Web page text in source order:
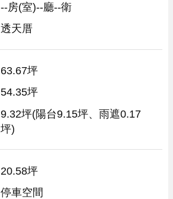
--房(室)--廳--衛
透天厝
63.67坪
54.35坪
9.32坪(陽台9.15坪、雨遮0.17
坪)
20.58坪
停車空間